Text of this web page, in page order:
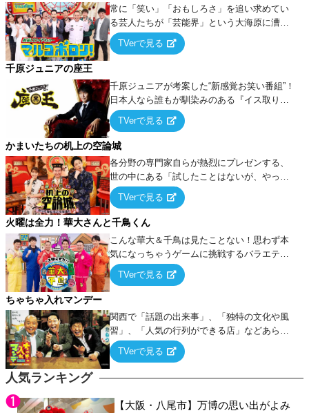
人気ランキング
【大阪・八尾市】万博の思い出がよみ
常に「笑い」「おもしろさ」を追い求めてい
る芸人たちが「芸能界」という大海原に漕ぎ
出でて、新たなオモシロ人間を発掘する！
TVerで見る
千原ジュニアの座王
千原ジュニアが考案した“新感覚お笑い番組”！
日本人なら誰もが馴染みのある『イス取りゲ
ーム』をベースに、大喜利・ギャグ・モノボ
ケ・歌…など様々なお題で芸人がショートネ
タを競い合う！
TVerで見る
かまいたちの机上の空論城
各分野の専門家自らが熱烈にプレゼンする、
世の中にある「試したことはないが、やって
みたらこうなる！…ハズ」という“机上の空
論”に若手芸人らがカラダを張って挑む！
TVerで見る
火曜は全力！華大さんと千鳥くん
こんな華大＆千鳥は見たことない！思わず本
気になっちゃうゲームに挑戦するバラエティ
ー！
TVerで見る
ちゃちゃ入れマンデー
関西で「話題の出来事」、「独特の文化や風
習」、「人気の行列ができる店」などあらゆ
るテーマについて好き放題にちゃちゃを入れ
ていく関西色を前面に押し出したトークバラ
TVerで見る